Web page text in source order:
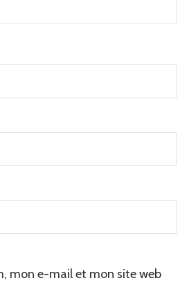
mon e-mail et mon site web